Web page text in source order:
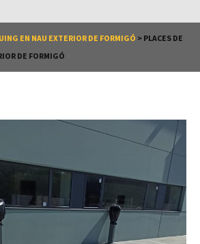
EN NAU EXTERIOR DE FORMIGÓ > PLACES DE
DE FORMIGÓ